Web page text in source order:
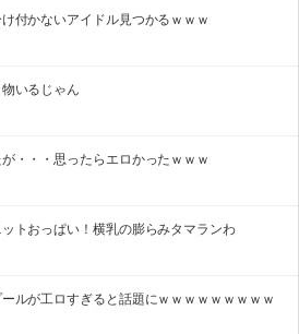
付かないアイドル見つかるｗｗｗ
いるじゃん
・・・思ったらエロかったｗｗｗ
トおっぱい！横乳の膨らみタマランわ
ルが工ロすぎると話題にｗｗｗｗｗｗｗｗｗ